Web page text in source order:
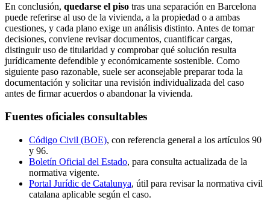
En conclusión, quedarse el piso tras una separación en Barcelona
puede referirse al uso de la vivienda, a la propiedad o a ambas
cuestiones, y cada plano exige un análisis distinto. Antes de tomar
decisiones, conviene revisar documentos, cuantificar cargas,
distinguir uso de titularidad y comprobar qué solución resulta
jurídicamente defendible y económicamente sostenible. Como
siguiente paso razonable, suele ser aconsejable preparar toda la
documentación y solicitar una revisión individualizada del caso
antes de firmar acuerdos o abandonar la vivienda.
Fuentes oficiales consultables
Código Civil (BOE), con referencia general a los artículos 90
y 96.
Boletín Oficial del Estado, para consulta actualizada de la
normativa vigente.
Portal Jurídic de Catalunya, útil para revisar la normativa civil
catalana aplicable según el caso.